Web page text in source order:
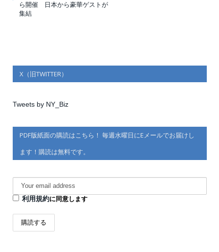
ら開催 日本から豪華ゲストが
集結
X（旧TWITTER）
Tweets by NY_Biz
PDF版紙面の購読はこちら！ 毎週水曜日にEメールでお届けし
ます！購読は無料です。
利用規約に同意します